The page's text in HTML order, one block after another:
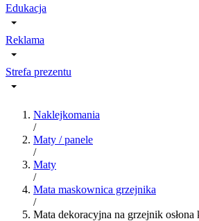
Edukacja
Reklama
Strefa prezentu
Naklejkomania
/
Maty / panele
/
Maty
/
Mata maskownica grzejnika
/
Mata dekoracyjna na grzejnik